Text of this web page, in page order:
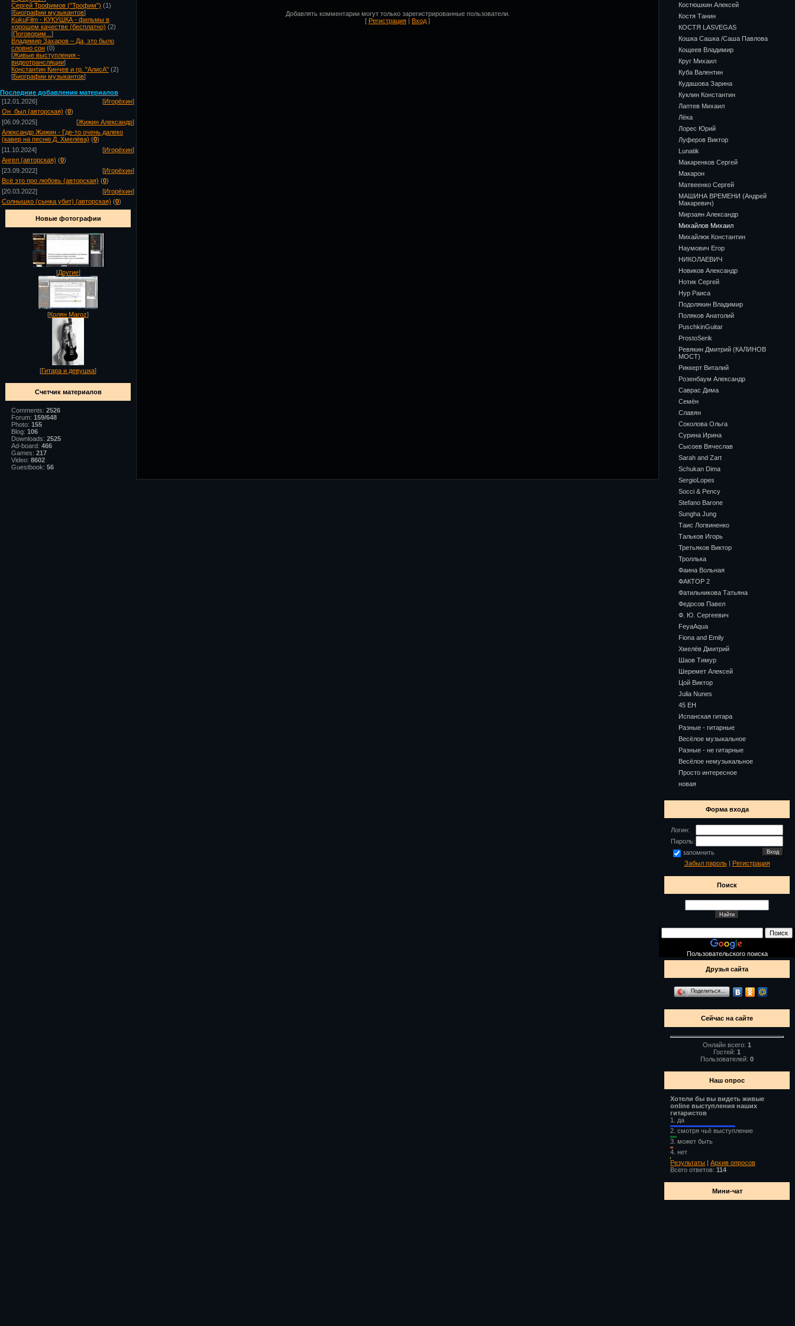
Сергей Трофимов ("Трофим") (1)
[Биографии музыкантов]
KukuFilm - КУКУШКА - фильмы в
хорошем качестве (бесплатно) (2)
[Поговорим... ]
Владимир Захаров – Да, это было
словно сон (0)
[Живые выступления -
видеотрансляции]
Константин Кинчев и гр. "АлисА" (2)
[Биографии музыкантов]
Последние добавления материалов
[12.01.2026]
[Игорёхин]
Он_был (авторская) (0)
[06.09.2025]
[Жижин Александр]
Александр Жижин - Где-то очень далеко
(кавер на песню Д. Хмелёва) (0)
[11.10.2024]
[Игорёхин]
Ангел (авторская) (0)
[23.09.2022]
[Игорёхин]
Всё это про любовь (авторская) (0)
[20.03.2022]
[Игорёхин]
Солнышко (сынка убит) (авторская) (0)
Новые фотографии
[Другие]
[Колян Maroz]
[Гитара и девушка]
Счетчик материалов
Comments: 2526
Forum: 159/648
Photo: 155
Blog: 106
Downloads: 2525
Ad-board: 466
Games: 217
Video: 8602
Guestbook: 56
Добавлять комментарии могут только зарегистрированные пользователи.
[ Регистрация | Вход ]
Костюшкин Алексей
Костя Танин
КОСТЯ LASVEGAS
Кошка Сашка /Саша Павлова
Кощеев Владимир
Круг Михаил
Куба Валентин
Кудашова Зарина
Куклин Константин
Лаптев Михаил
Лёка
Лорес Юрий
Луферов Виктор
Lunatik
Макаренков Сергей
Макарон
Матвеенко Сергей
МАШИНА ВРЕМЕНИ (Андрей
Макаревич)
Мирзаян Александр
Михайлов Михаил
Михайлюк Константин
Наумович Егор
НИКОЛАЕВИЧ
Новиков Александр
Нотик Сергей
Нур Раиса
Подолякин Владимир
Поляков Анатолий
PuschkinGuitar
ProstoSerik
Ревякин Дмитрий (КАЛИНОВ
МОСТ)
Риккерт Виталий
Розенбаум Александр
Саврас Дима
Семён
Славян
Соколова Ольга
Сурина Ирина
Сысоев Вячеслав
Sarah and Zart
Schukan Dima
SergioLopes
Socci & Pency
Stefano Barone
Sungha Jung
Таис Логвиненко
Тальков Игорь
Третьяков Виктор
Троллька
Фаина Вольная
ФАКТОР 2
Фатильникова Татьяна
Федосов Павел
Ф. Ю. Сергеевич
FeyaAqua
Fiona and Emily
Хмелёв Дмитрий
Шаов Тимур
Шеремет Алексей
Цой Виктор
Julia Nunes
45 ЕН
Испанская гитара
Разные - гитарные
Весёлое музыкальное
Разные - не гитарные
Весёлое немузыкальное
Просто интересное
новая
Форма входа
Логин:
Пароль:
запомнить
Забыл пароль| Регистрация
Поиск
Пользовательского поиска
Друзья сайта
Поделиться…
Сейчас на сайте
Онлайн всего: 1
Гостей: 1
Пользователей: 0
Наш опрос
Хотели бы вы видеть живые
online выступления наших
гитаристов
1. да
2. смотря чьё выступление
3. может быть
4. нет
Результаты | Архив опросов
Всего ответов: 114
Мини-чат